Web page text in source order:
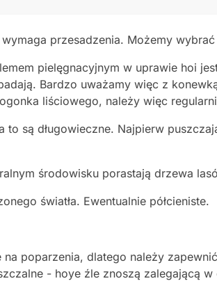
przesadzenia. Możemy
pielęgnacyjnym w uprawie hoi
Bardzo uważamy więc z
liściowego, należy więc
to są długowieczne. Najpierw
środowisku porastają drzewa
światła. Ewentualnie półcieniste.
poparzenia, dlatego należy
- hoye źle znoszą zalegającą